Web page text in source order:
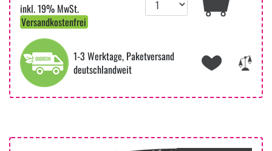
inkl. 19% MwSt.
Versandkostenfrei
1-3 Werktage, Paketversand
deutschlandweit